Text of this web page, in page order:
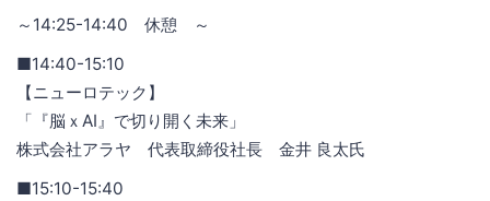
～14:25-14:40 休憩 ～
■14:40-15:10
【ニューロテック】
「『脳ｘAI』で切り開く未来」
株式会社アラヤ 代表取締役社長 金井 良太氏
■15:10-15:40